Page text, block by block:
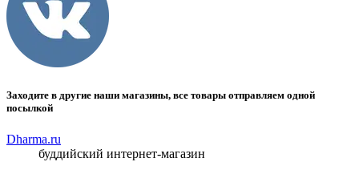
Заходите в другие наши магазины, все товары отправляем одной
посылкой
Dharma.ru
буддийский интернет-магазин